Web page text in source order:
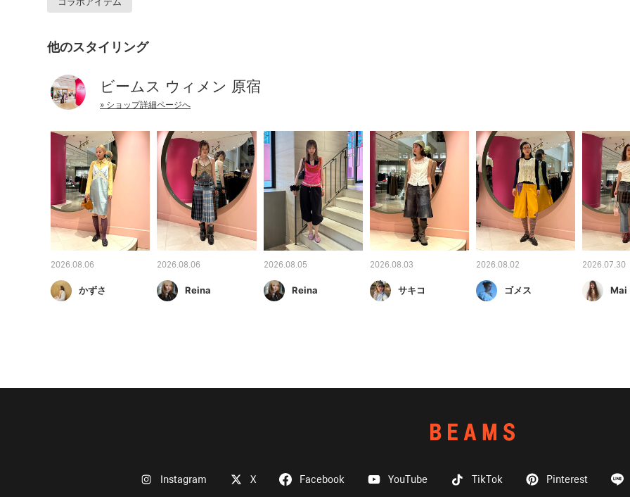
他のスタイリング
ビームス ウィメン 原宿
» ショップ詳細ページへ
2026.08.06
かずさ
2026.08.06
Reina
2026.08.05
Reina
2026.08.03
サキコ
2026.08.02
ゴメス
2026.07.30
Mai
Instagram X Facebook YouTube TikTok Pinterest